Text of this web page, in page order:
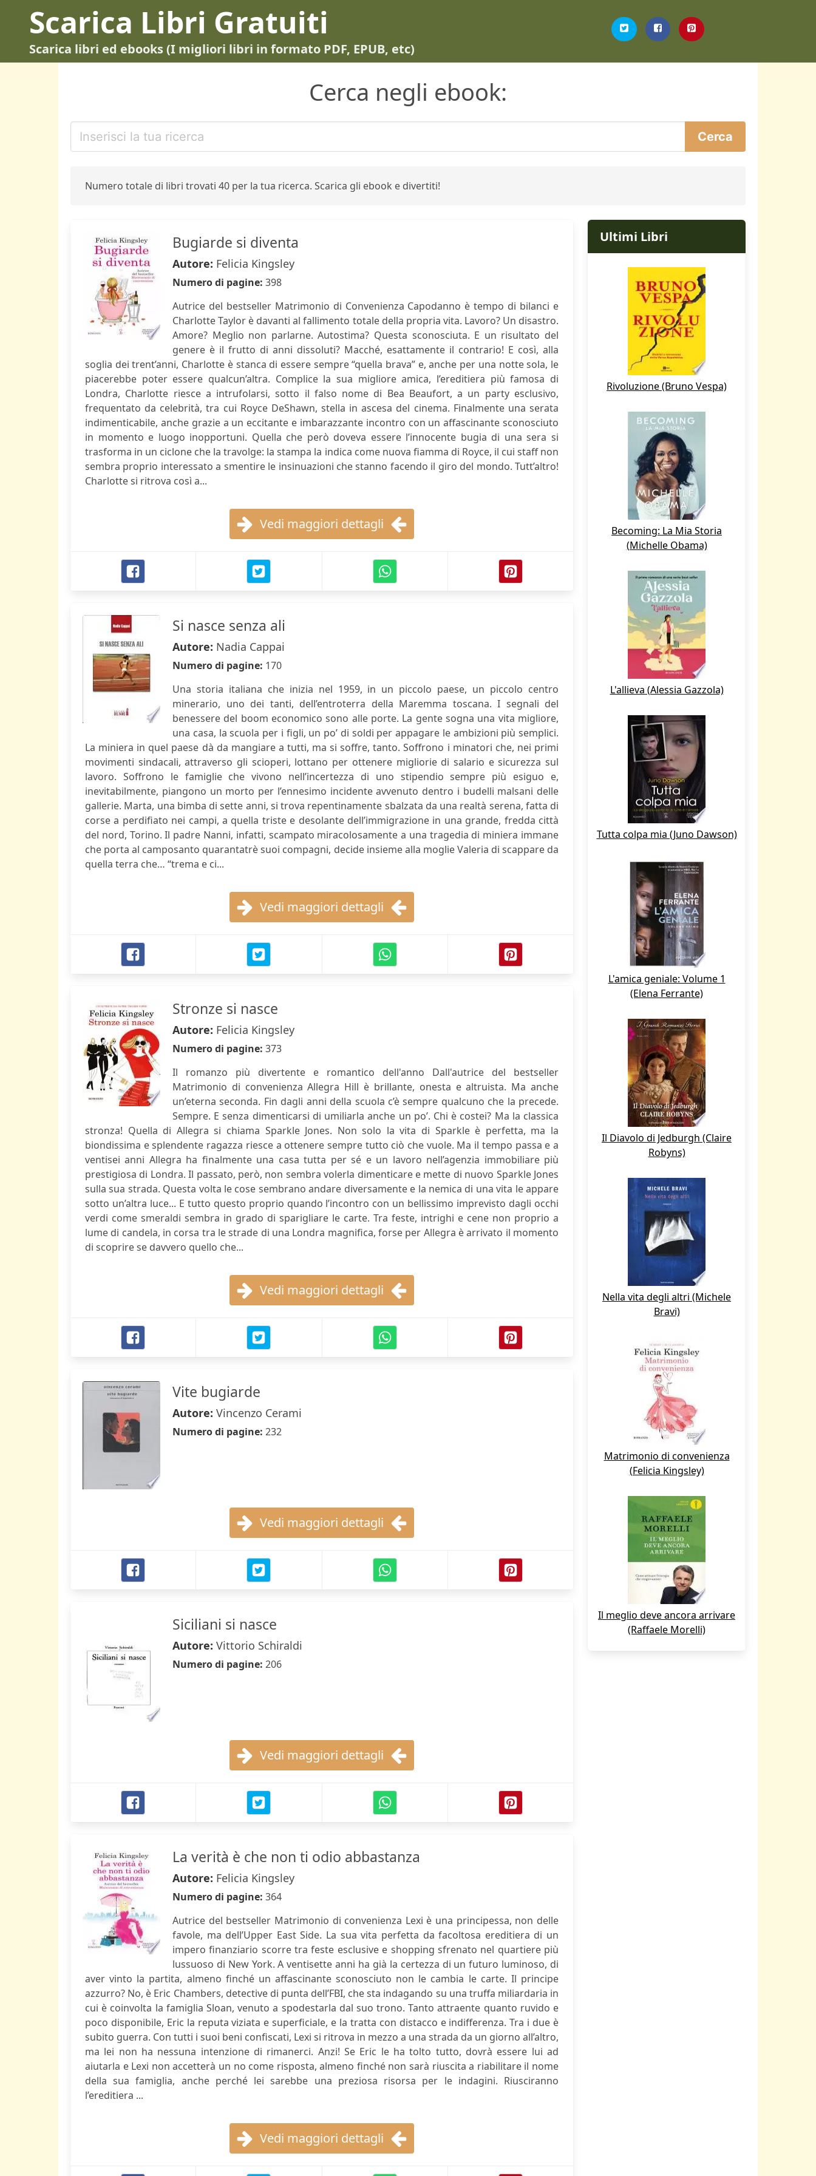
Scarica Libri Gratuiti
Scarica libri ed ebooks (I migliori libri in formato PDF, EPUB, etc)
Cerca negli ebook:
Numero totale di libri trovati 40 per la tua ricerca. Scarica gli ebook e divertiti!
Bugiarde si diventa
Autore: Felicia Kingsley
Numero di pagine: 398
Autrice del bestseller Matrimonio di Convenienza Capodanno è tempo di bilanci e
Charlotte Taylor è davanti al fallimento totale della propria vita. Lavoro? Un disastro.
Amore? Meglio non parlarne. Autostima? Questa sconosciuta. E un risultato del
genere è il frutto di anni dissoluti? Macché, esattamente il contrario! E così, alla
soglia dei trent’anni, Charlotte è stanca di essere sempre “quella brava” e, anche per una notte sola, le
piacerebbe poter essere qualcun’altra. Complice la sua migliore amica, l’ereditiera più famosa di
Londra, Charlotte riesce a intrufolarsi, sotto il falso nome di Bea Beaufort, a un party esclusivo,
frequentato da celebrità, tra cui Royce DeShawn, stella in ascesa del cinema. Finalmente una serata
indimenticabile, anche grazie a un eccitante e imbarazzante incontro con un affascinante sconosciuto
in momento e luogo inopportuni. Quella che però doveva essere l’innocente bugia di una sera si
trasforma in un ciclone che la travolge: la stampa la indica come nuova fiamma di Royce, il cui staff non
sembra proprio interessato a smentire le insinuazioni che stanno facendo il giro del mondo. Tutt’altro!
Charlotte si ritrova così a...
Vedi maggiori dettagli
Si nasce senza ali
Autore: Nadia Cappai
Numero di pagine: 170
Una storia italiana che inizia nel 1959, in un piccolo paese, un piccolo centro
minerario, uno dei tanti, dell’entroterra della Maremma toscana. I segnali del
benessere del boom economico sono alle porte. La gente sogna una vita migliore,
una casa, la scuola per i figli, un po’ di soldi per appagare le ambizioni più semplici.
La miniera in quel paese dà da mangiare a tutti, ma si soffre, tanto. Soffrono i minatori che, nei primi
movimenti sindacali, attraverso gli scioperi, lottano per ottenere migliorie di salario e sicurezza sul
lavoro. Soffrono le famiglie che vivono nell’incertezza di uno stipendio sempre più esiguo e,
inevitabilmente, piangono un morto per l’ennesimo incidente avvenuto dentro i budelli malsani delle
gallerie. Marta, una bimba di sette anni, si trova repentinamente sbalzata da una realtà serena, fatta di
corse a perdifiato nei campi, a quella triste e desolante dell’immigrazione in una grande, fredda città
del nord, Torino. Il padre Nanni, infatti, scampato miracolosamente a una tragedia di miniera immane
che porta al camposanto quarantatrè suoi compagni, decide insieme alla moglie Valeria di scappare da
quella terra che… “trema e ci...
Vedi maggiori dettagli
Stronze si nasce
Autore: Felicia Kingsley
Numero di pagine: 373
Il romanzo più divertente e romantico dell'anno Dall'autrice del bestseller
Matrimonio di convenienza Allegra Hill è brillante, onesta e altruista. Ma anche
un’eterna seconda. Fin dagli anni della scuola c’è sempre qualcuno che la precede.
Sempre. E senza dimenticarsi di umiliarla anche un po’. Chi è costei? Ma la classica
stronza! Quella di Allegra si chiama Sparkle Jones. Non solo la vita di Sparkle è perfetta, ma la
biondissima e splendente ragazza riesce a ottenere sempre tutto ciò che vuole. Ma il tempo passa e a
ventisei anni Allegra ha finalmente una casa tutta per sé e un lavoro nell’agenzia immobiliare più
prestigiosa di Londra. Il passato, però, non sembra volerla dimenticare e mette di nuovo Sparkle Jones
sulla sua strada. Questa volta le cose sembrano andare diversamente e la nemica di una vita le appare
sotto un’altra luce... E tutto questo proprio quando l’incontro con un bellissimo imprevisto dagli occhi
verdi come smeraldi sembra in grado di sparigliare le carte. Tra feste, intrighi e cene non proprio a
lume di candela, in corsa tra le strade di una Londra magnifica, forse per Allegra è arrivato il momento
di scoprire se davvero quello che...
Vedi maggiori dettagli
Vite bugiarde
Autore: Vincenzo Cerami
Numero di pagine: 232
Vedi maggiori dettagli
Siciliani si nasce
Autore: Vittorio Schiraldi
Numero di pagine: 206
Vedi maggiori dettagli
La verità è che non ti odio abbastanza
Autore: Felicia Kingsley
Numero di pagine: 364
Autrice del bestseller Matrimonio di convenienza Lexi è una principessa, non delle
favole, ma dell’Upper East Side. La sua vita perfetta da facoltosa ereditiera di un
impero finanziario scorre tra feste esclusive e shopping sfrenato nel quartiere più
lussuoso di New York. A ventisette anni ha già la certezza di un futuro luminoso, di
aver vinto la partita, almeno finché un affascinante sconosciuto non le cambia le carte. Il principe
azzurro? No, è Eric Chambers, detective di punta dell’FBI, che sta indagando su una truffa miliardaria in
cui è coinvolta la famiglia Sloan, venuto a spodestarla dal suo trono. Tanto attraente quanto ruvido e
poco disponibile, Eric la reputa viziata e superficiale, e la tratta con distacco e indifferenza. Tra i due è
subito guerra. Con tutti i suoi beni confiscati, Lexi si ritrova in mezzo a una strada da un giorno all’altro,
ma lei non ha nessuna intenzione di rimanerci. Anzi! Se Eric le ha tolto tutto, dovrà essere lui ad
aiutarla e Lexi non accetterà un no come risposta, almeno finché non sarà riuscita a riabilitare il nome
della sua famiglia, anche perché lei sarebbe una preziosa risorsa per le indagini. Riusciranno
l’ereditiera ...
Vedi maggiori dettagli
Ultimi Libri
Rivoluzione (Bruno Vespa)
Becoming: La Mia Storia
(Michelle Obama)
L'allieva (Alessia Gazzola)
Tutta colpa mia (Juno Dawson)
L'amica geniale: Volume 1
(Elena Ferrante)
Il Diavolo di Jedburgh (Claire
Robyns)
Nella vita degli altri (Michele
Bravi)
Matrimonio di convenienza
(Felicia Kingsley)
Il meglio deve ancora arrivare
(Raffaele Morelli)